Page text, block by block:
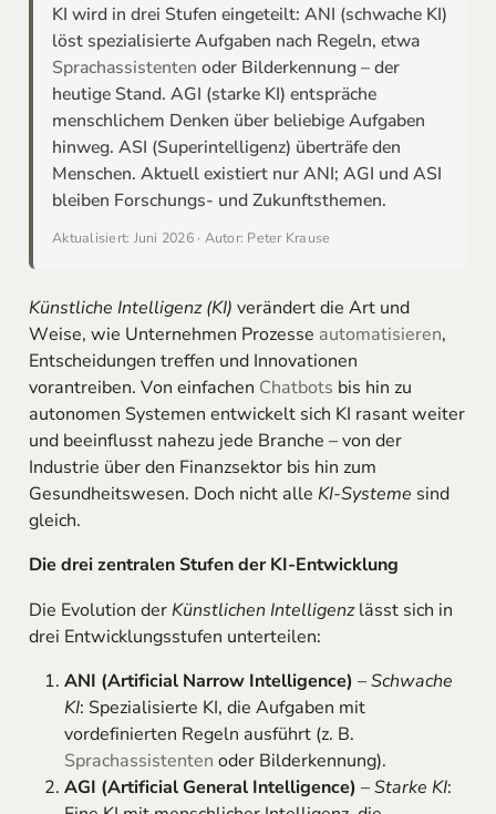
KI wird in drei Stufen eingeteilt: ANI (schwache KI)
löst spezialisierte Aufgaben nach Regeln, etwa
Sprachassistenten oder Bilderkennung – der
heutige Stand. AGI (starke KI) entspräche
menschlichem Denken über beliebige Aufgaben
hinweg. ASI (Superintelligenz) überträfe den
Menschen. Aktuell existiert nur ANI; AGI und ASI
bleiben Forschungs- und Zukunftsthemen.
Aktualisiert: Juni 2026 · Autor: Peter Krause
Künstliche Intelligenz (KI) verändert die Art und
Weise, wie Unternehmen Prozesse automatisieren,
Entscheidungen treffen und Innovationen
vorantreiben. Von einfachen Chatbots bis hin zu
autonomen Systemen entwickelt sich KI rasant weiter
und beeinflusst nahezu jede Branche – von der
Industrie über den Finanzsektor bis hin zum
Gesundheitswesen. Doch nicht alle KI-Systeme sind
gleich.
Die drei zentralen Stufen der KI-Entwicklung
Die Evolution derKünstlichen Intelligenzlässt sich in
drei Entwicklungsstufen unterteilen:
ANI (Artificial Narrow Intelligence) –Schwache
KI: Spezialisierte KI, die Aufgaben mit
vordefinierten Regeln ausführt (z. B.
Sprachassistenten oder Bilderkennung).
AGI (Artificial General Intelligence) –Starke KI: